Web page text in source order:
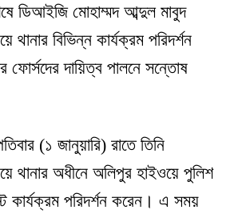
ডিআইজি মোহাম্মদ আব্দুল মাবুদ
থানার বিভিন্ন কার্যক্রম পরিদর্শন
ফোর্সদের দায়িত্ব পালনে সন্তোষ
(১ জানুয়ারি) রাতে তিনি
থানার অধীনে অলিপুর হাইওয়ে পুলিশ
কার্যক্রম পরিদর্শন করেন। এ সময়